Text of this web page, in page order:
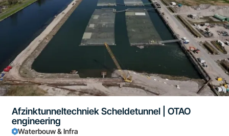
Afzinktunneltechniek Scheldetunnel | OTAO
engineering
Waterbouw & Infra